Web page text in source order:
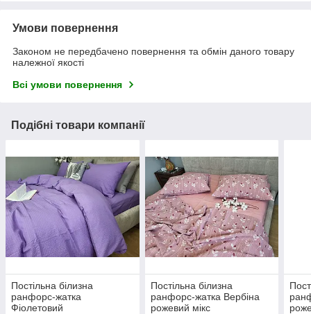
Умови повернення
Законом не передбачено повернення та обмін даного товару
належної якості
Всі умови повернення
Подібні товари компанії
Постільна білизна
ранфорс-жатка
Фіолетовий
Постільна білизна
ранфорс-жатка Вербіна
рожевий мікс